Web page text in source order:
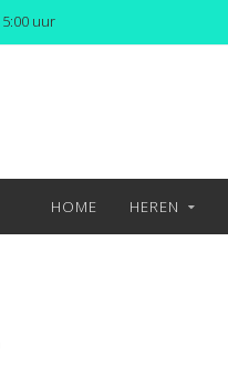
uur
HOME HEREN